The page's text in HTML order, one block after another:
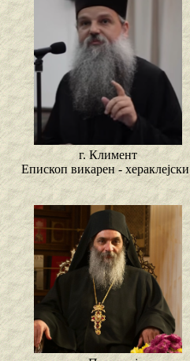
г. Климент
Епископ викарен - хераклејски